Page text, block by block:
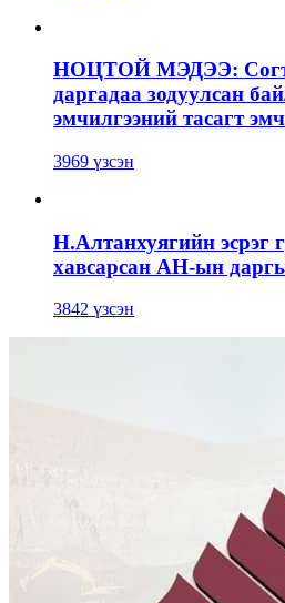
НОЦТОЙ МЭДЭЭ:
даргадаа зодуулсан
эмчилгээний тасагт
3969 үзсэн
Н.Алтанхуягийн эсрэг
хавсарсан АН-ын
3842 үзсэн